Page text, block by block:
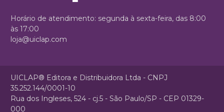
Horário de atendimento: segunda à sexta-feira, das 8:00
às 17:00
loja@uiclap.com
UICLAP® Editora e Distribuidora Ltda - CNPJ
35.252.144/0001-10
Rua dos Ingleses, 524 - cj.5 - São Paulo/SP - CEP 01329-
000